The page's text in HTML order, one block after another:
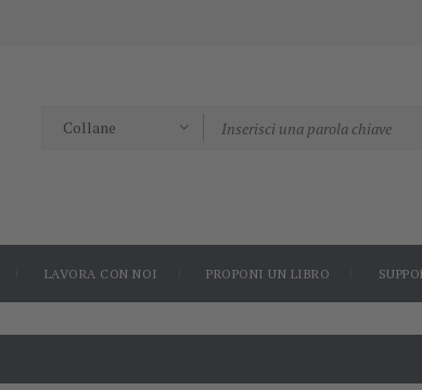
LAVORA CON NOI PROPONI UN LIBRO